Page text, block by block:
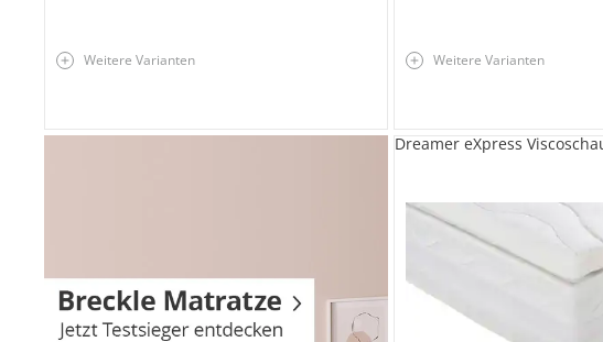
Weitere Varianten Weitere Varianten
Dreamer eXpress